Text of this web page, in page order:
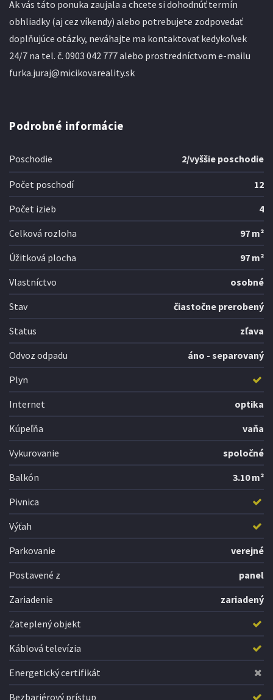
Ak vás táto ponuka zaujala a chcete si dohodnúť termín
obhliadky (aj cez víkendy) alebo potrebujete zodpovedať
doplňujúce otázky, neváhajte ma kontaktovať kedykoľvek
24/7 na tel. č. 0903 042 777 alebo prostredníctvom e-mailu
furka.juraj@micikovareality.sk
Podrobné informácie
Poschodie 2/vyššie poschodie
Počet poschodí
12
Počet izieb
4
Celková rozloha
97 m²
Úžitková plocha
97 m²
Vlastníctvo
osobné
Stav
čiastočne prerobený
Status
zľava
Odvoz odpadu
áno - separovaný
Plyn
Internet
optika
Kúpeľňa
vaňa
Vykurovanie
spoločné
Balkón
3.10 m²
Pivnica
Výťah
Parkovanie
verejné
Postavené z
panel
Zariadenie
zariadený
Zateplený objekt
Káblová televízia
Energetický certifikát
Bezbariérový prístup